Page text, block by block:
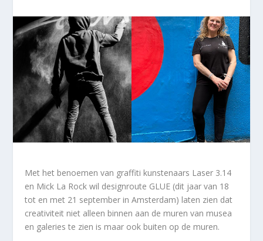
Met het benoemen van graffiti kunstenaars Laser 3.14
en Mick La Rock wil designroute GLUE (dit jaar van 18
tot en met 21 september in Amsterdam) laten zien dat
creativiteit niet alleen binnen aan de muren van musea
en galeries te zien is maar ook buiten op de muren.